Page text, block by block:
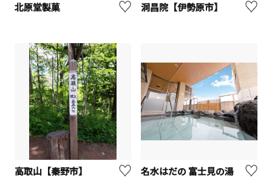
北原堂製菓 洞昌院【伊勢原市】
高取山【秦野市】 名水はだの 富士見の湯